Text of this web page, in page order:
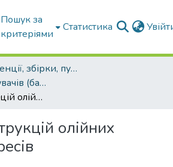
Пошук за
критеріями
Статистика
Конференції, збірки, публікації молодих вчених і здобувачів : магістрів, бакалаврів, аспірантів.
Публікації здобувачів (бакалаврів. магістрів, аспірантів)
Аналіз конструкцій олійних шнекових пресів
олійних